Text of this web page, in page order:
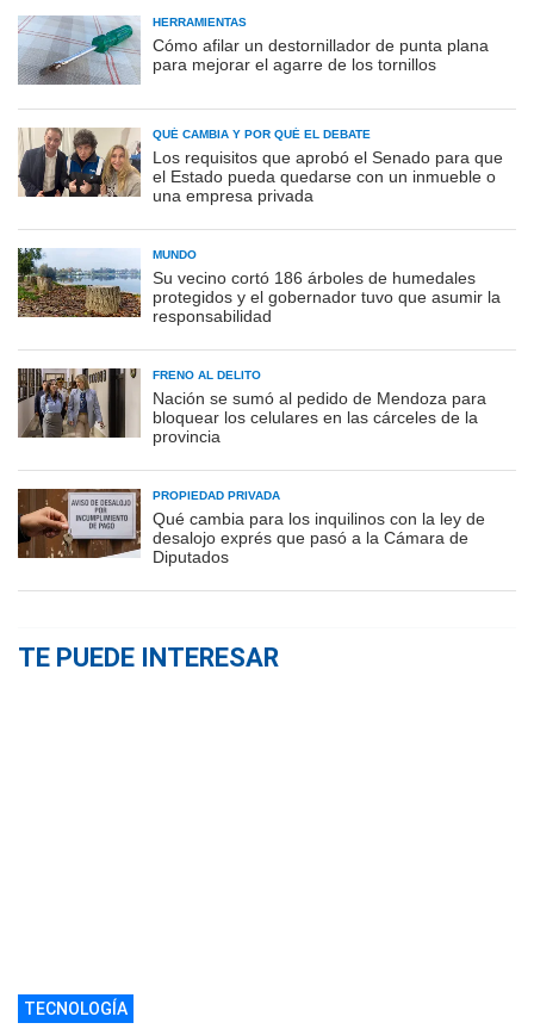
HERRAMIENTAS
Cómo afilar un destornillador de punta plana
para mejorar el agarre de los tornillos
QUÉ CAMBIA Y POR QUÉ EL DEBATE
Los requisitos que aprobó el Senado para que
el Estado pueda quedarse con un inmueble o
una empresa privada
MUNDO
Su vecino cortó 186 árboles de humedales
protegidos y el gobernador tuvo que asumir la
responsabilidad
FRENO AL DELITO
Nación se sumó al pedido de Mendoza para
bloquear los celulares en las cárceles de la
provincia
PROPIEDAD PRIVADA
Qué cambia para los inquilinos con la ley de
desalojo exprés que pasó a la Cámara de
Diputados
TE PUEDE INTERESAR
TECNOLOGÍA